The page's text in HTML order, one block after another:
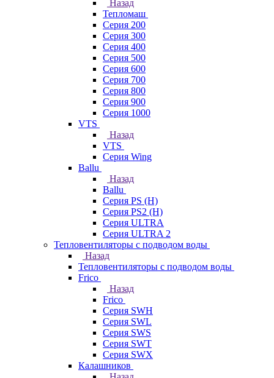
Назад
Тепломаш
Серия 200
Серия 300
Серия 400
Серия 500
Серия 600
Серия 700
Серия 800
Серия 900
Серия 1000
VTS
Назад
VTS
Серия Wing
Ballu
Назад
Ballu
Серия PS (H)
Серия PS2 (H)
Серия ULTRA
Серия ULTRA 2
Тепловентиляторы с подводом воды
Назад
Тепловентиляторы с подводом воды
Frico
Назад
Frico
Серия SWH
Серия SWL
Серия SWS
Серия SWT
Серия SWX
Калашников